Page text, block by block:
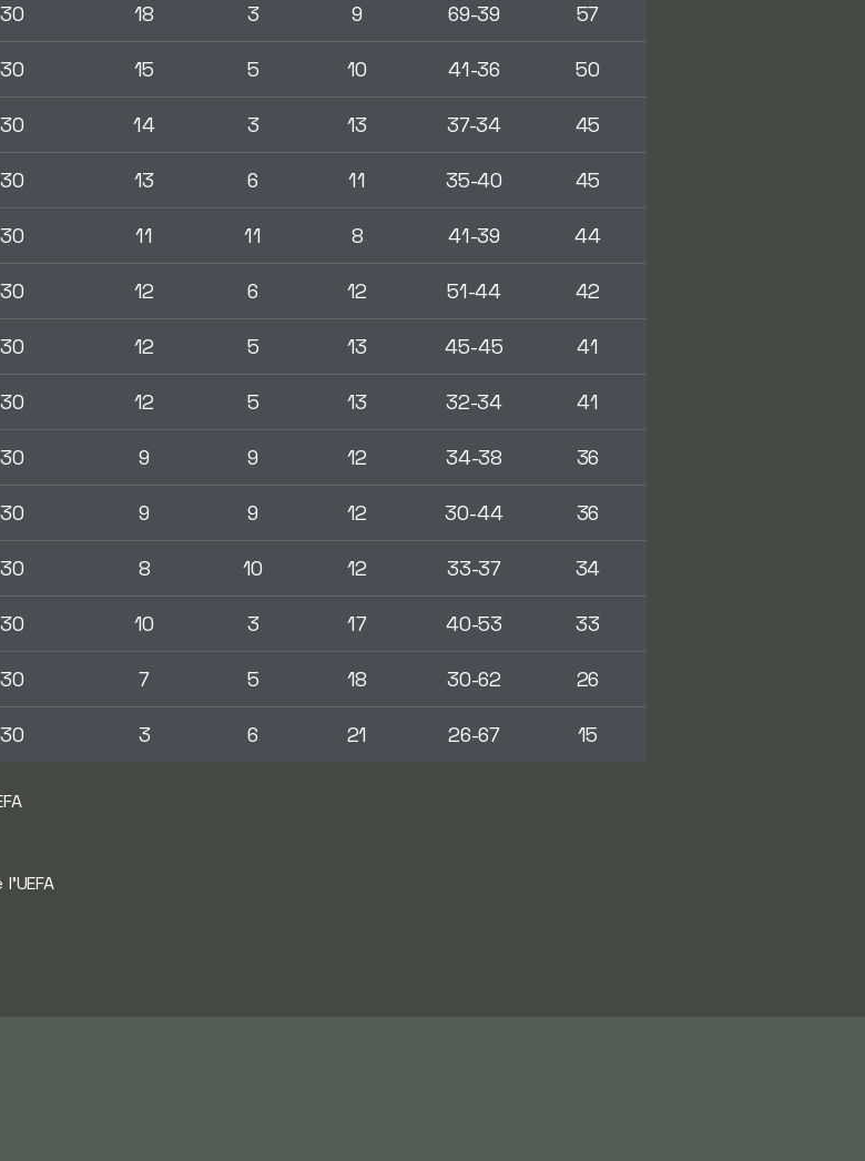
30 18 3 9 69-39 57
30 15 5 10 41-36 50
30 14 3 13 37-34 45
30 13 6 11 35-40 45
30 11 11 8 41-39 44
30 12 6 12 51-44 42
30 12 5 13 45-45 41
30 12 5 13 32-34 41
30 9 9 12 34-38 36
30 9 9 12 30-44 36
30 8 10 12 33-37 34
30 10 3 17 40-53 33
30 7 5 18 30-62 26
30 3 6 21 26-67 15